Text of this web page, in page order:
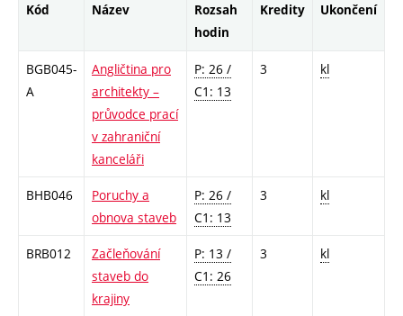
Kód Název
Rozsah
hodin
Kredity Ukončení
BGB045-
A
Angličtina pro
architekty –
průvodce prací
v zahraniční
kanceláři
P: 26 /
C1: 13
3 kl
BHB046
Poruchy a
obnova staveb
P: 26 /
C1: 13
3 kl
BRB012
Začleňování
staveb do
krajiny
P: 13 /
C1: 26
3 kl